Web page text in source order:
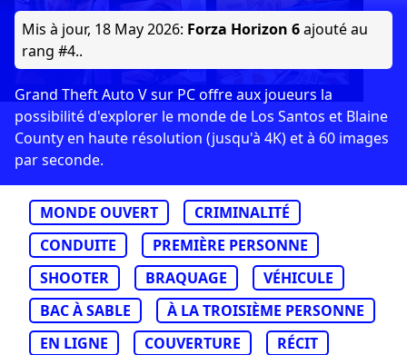
Mis à jour, 18 May 2026: Forza Horizon 6ajouté au
rang #4..
Grand Theft Auto V sur PC offre aux joueurs la
possibilité d'explorer le monde de Los Santos et Blaine
County en haute résolution (jusqu'à 4K) et à 60 images
par seconde.
MONDE OUVERT
CRIMINALITÉ
CONDUITE
PREMIÈRE PERSONNE
SHOOTER
BRAQUAGE
VÉHICULE
BAC À SABLE
À LA TROISIÈME PERSONNE
EN LIGNE
COUVERTURE
RÉCIT